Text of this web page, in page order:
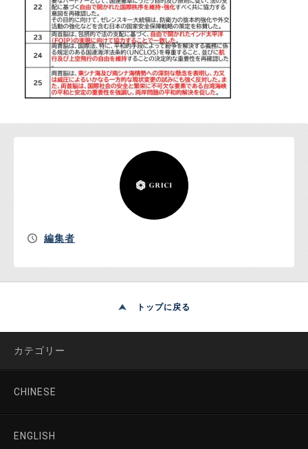
編集者
トップに戻る
カテゴリー
CHINESE
ENGLISH